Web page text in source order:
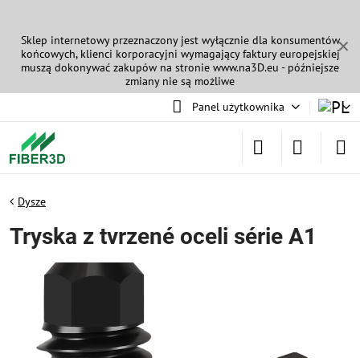
✕
Sklep internetowy przeznaczony jest wyłącznie dla konsumentów
końcowych, klienci korporacyjni wymagający faktury europejskiej
muszą dokonywać zakupów na stronie www.na3D.eu - późniejsze
zmiany nie są możliwe
Panel użytkownika
Dysze
Tryska z tvrzené oceli série A1